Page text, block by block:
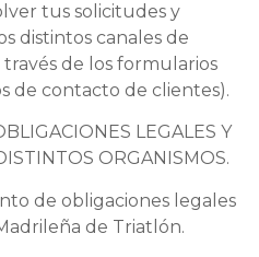
tus solicitudes y
distintos canales de
de los formularios
de contacto de clientes).
LEGALES Y
ORGANISMOS.
de obligaciones legales
de Triatlón.